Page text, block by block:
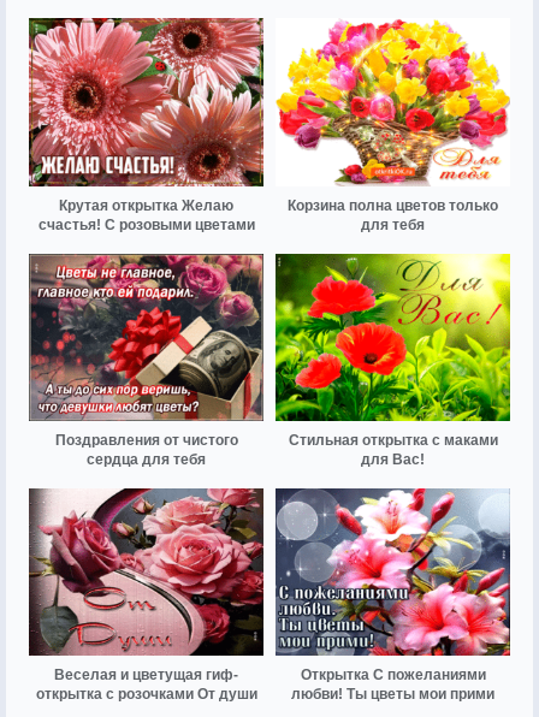
Крутая открытка Желаю
счастья! С розовыми цветами
Корзина полна цветов только
для тебя
Поздравления от чистого
сердца для тебя
Стильная открытка с маками
для Вас!
Веселая и цветущая гиф-
открытка с розочками От души
Открытка С пожеланиями
любви! Ты цветы мои прими